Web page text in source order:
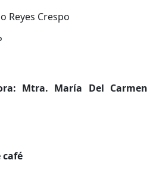
Reyes Crespo
Mtra. María Del Carmen
café